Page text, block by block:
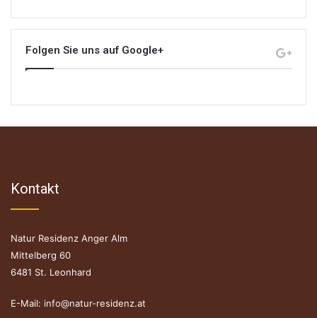
Folgen Sie uns auf Google+
Kontakt
Natur Residenz Anger Alm
Mittelberg 60
6481 St. Leonhard
E-Mail: info@natur-residenz.at